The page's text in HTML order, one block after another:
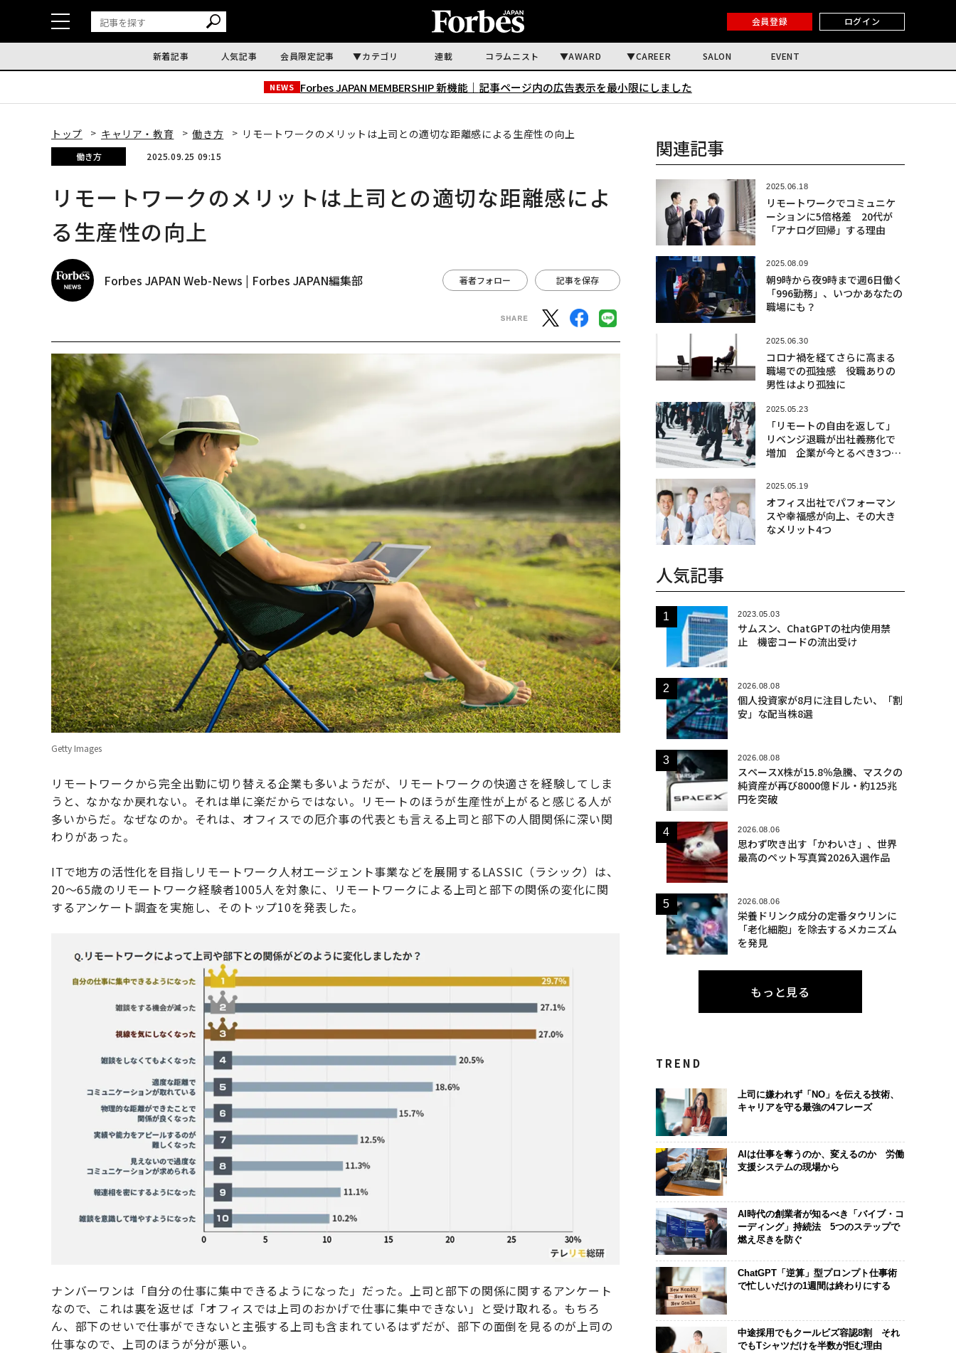
会員登録 ログイン
新着記事 人気記事 会員限定記事 カテゴリ 連載 コラムニスト AWARD CAREER SALON EVENT
NEWS Forbes JAPAN MEMBERSHIP 新機能｜ 記事ページ内の広告表示を最小限にしました
トップ キャリア・教育 働き方 リモートワークのメリットは上司との適切な距離感による生産性の向上
働き方 2025.09.25 09:15
リモートワークのメリットは上司との適切な距離感によ
る生産性の向上
Forbes JAPAN Web-News | Forbes JAPAN編集部 著者フォロー 記事を保存
Getty Images
リモートワークから完全出勤に切り替える企業も多いようだが、リモートワークの快適さを経験してしま
うと、なかなか戻れない。それは単に楽だからではない。リモートのほうが生産性が上がると感じる人が
多いからだ。なぜなのか。それは、オフィスでの厄介事の代表とも言える上司と部下の人間関係に深い関
わりがあった。
ITで地方の活性化を目指しリモートワーク人材エージェント事業などを展開するLASSIC（ラシック）は、
20〜65歳のリモートワーク経験者1005人を対象に、リモートワークによる上司と部下の関係の変化に関
するアンケート調査を実施し、そのトップ10を発表した。
ナンバーワンは「自分の仕事に集中できるようになった」だった。上司と部下の関係に関するアンケート
なので、これは裏を返せば「オフィスでは上司のおかげで仕事に集中できない」と受け取れる。もちろ
ん、部下のせいで仕事ができないと主張する上司も含まれているはずだが、部下の面倒を見るのが上司の
仕事なので、上司のほうが分が悪い。
関連記事
2025.06.18
リモートワークでコミュニケ
ーションに5倍格差 20代が
「アナログ回帰」する理由
2025.08.09
朝9時から夜9時まで週6日働く
「996勤務」、いつかあなたの
職場にも？
2025.06.30
コロナ禍を経てさらに高まる
職場での孤独感 役職ありの
男性はより孤独に
2025.05.23
「リモートの自由を返して」
リベンジ退職が出社義務化で
増加 企業が今とるべき3つの
2025.05.19
オフィス出社でパフォーマン
スや幸福感が向上、その大き
なメリット4つ
人気記事
2023.05.03
サムスン、ChatGPTの社内使用禁
止 機密コードの流出受け
2026.08.08
個人投資家が8月に注目したい、「割
安」な配当株8選
2026.08.08
スペースX株が15.8％急騰、マスクの
純資産が再び8000億ドル・約125兆
円を突破
2026.08.06
思わず吹き出す「かわいさ」、世界
最高のペット写真賞2026入選作品
2026.08.06
栄養ドリンク成分の定番タウリンに
「老化細胞」を除去するメカニズム
を発見
もっと見る
TREND
上司に嫌われず「NO」を伝える技術、
キャリアを守る最強の4フレーズ
AIは仕事を奪うのか、変えるのか 労働
支援システムの現場から
AI時代の創業者が知るべき「バイブ・コ
ーディング」持続法 5つのステップで
燃え尽きを防ぐ
ChatGPT「逆算」型プロンプト仕事術
で忙しいだけの1週間は終わりにする
中途採用でもクールビズ容認8割 それ
でもTシャツだけを半数が拒む理由